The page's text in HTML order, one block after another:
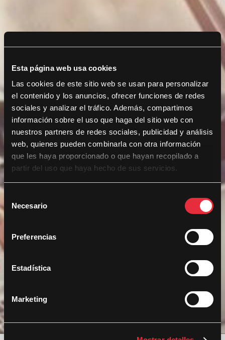
Esta página web usa cookies
Las cookies de este sitio web se usan para personalizar
el contenido y los anuncios, ofrecer funciones de redes
sociales y analizar el tráfico. Además, compartimos
información sobre el uso que haga del sitio web con
nuestros partners de redes sociales, publicidad y análisis
web, quienes pueden combinarla con otra información
que les haya proporcionado o que hayan recopilado a
partir del uso que haya hecho de sus servicios.
S
e
l
c
n
d
e
c
Necesario
Preferencias
Estadística
Marketing